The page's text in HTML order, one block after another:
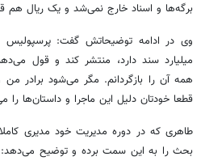
برگه‌ها و اسناد خارج نمی‌شد و یک ریال هم
وی در ادامه توضیحاتش گفت: پرسپولیس
همه آن را بازگردانم. مگر می‌شود برادر
قطعا خودتان دلیل این ماجرا و داستان‌ها را
طاهری که در دوره مدیریت خود مدیری
بحث را به این سمت برده و توضیح می‌دهد: